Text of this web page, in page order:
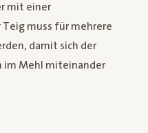
mit einer
Teig muss für mehrere
damit sich der
im Mehl miteinander